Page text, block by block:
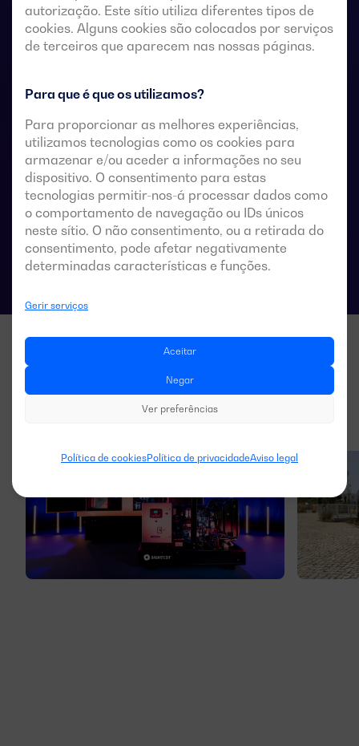
autorização. Este sítio utiliza diferentes tipos de
cookies. Alguns cookies são colocados por serviços
de terceiros que aparecem nas nossas páginas.
Para que é que os utilizamos?
Para proporcionar as melhores experiências,
utilizamos tecnologias como os cookies para
armazenar e/ou aceder a informações no seu
dispositivo. O consentimento para estas
tecnologias permitir-nos-á processar dados como
o comportamento de navegação ou IDs únicos
neste sítio. O não consentimento, ou a retirada do
consentimento, pode afetar negativamente
determinadas características e funções.
Gerir serviços
Aceitar
Negar
Ver preferências
Política de cookiesPolítica de privacidadeAviso legal
remotos sem tensão, a partir de um controlador
automático externo, utilizando uma lógica de impulsos
ou um interruptor.
Estes são concebidos para utilização em sistemas de
energia durante a transferência.
Especificações técnicas das comutações